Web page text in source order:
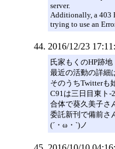
server.
Additionally, a 403
trying to use an
2016/12/23
氏家もくのHP跡地
最近の活動の詳細
そのうちTwitterも
C91は三日目東ト-
合体で葵久美子さ
委託新刊で備前さ
(´・ω・`)ノ